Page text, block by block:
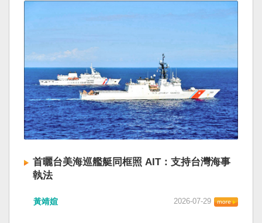
首曬台美海巡艦艇同框照 AIT：支持台灣海事
執法
黃靖媗 2026-07-29